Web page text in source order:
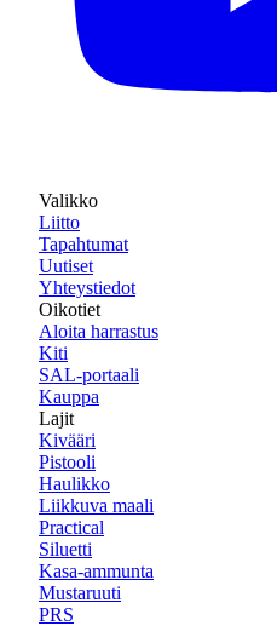
Valikko
Liitto
Tapahtumat
Uutiset
Yhteystiedot
Oikotiet
Aloita harrastus
Kiti
SAL-portaali
Kauppa
Lajit
Kivääri
Pistooli
Haulikko
Liikkuva maali
Practical
Siluetti
Kasa-ammunta
Mustaruuti
PRS